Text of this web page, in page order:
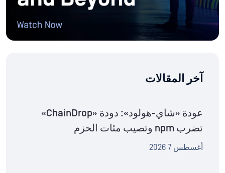
آخر المقالات
عودة «شاي-هولود»: دودة «ChainDrop»
تضرب npm وتصيب مئات الحزم
أغسطس 7 2026